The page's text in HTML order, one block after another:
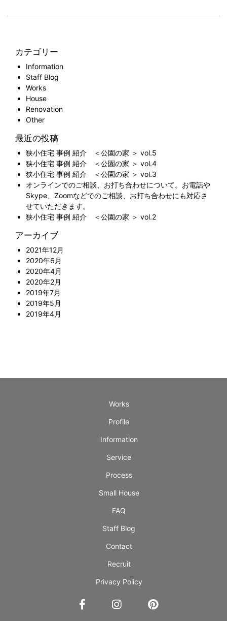
カテゴリー
Information
Staff Blog
Works
House
Renovation
Other
最近の投稿
狭小住宅 事例 紹介 ＜公園の家 ＞ vol.5
狭小住宅 事例 紹介 ＜公園の家 ＞ vol.4
狭小住宅 事例 紹介 ＜公園の家 ＞ vol.3
オンラインでのご相談、お打ち合わせについて。お電話や
Skype、Zoomなどでのご相談、お打ち合わせにも対応さ
せていただきます。
狭小住宅 事例 紹介 ＜公園の家 ＞ vol.2
アーカイブ
2021年12月
2020年6月
2020年4月
2020年2月
2019年7月
2019年5月
2019年4月
Works
Profile
Information
Service
Process
Small House
FAQ
Staff Blog
Contact
Recruit
Privacy Policy